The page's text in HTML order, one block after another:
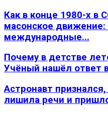
Как в конце 1980-х в
масонское
международные...
Почему в детстве
Учёный нашёл ответ
Астронавт
лишила речи и